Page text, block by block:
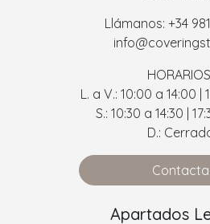
Llámanos: +34
L. a V.: 10:00 a 14:00 |
S.: 10:30 a 14:30 |
D.:
Contacta
Apartados